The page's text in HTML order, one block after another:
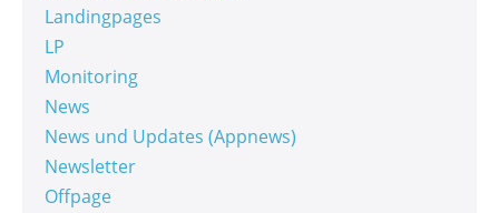
Landingpages
LP
Monitoring
News
News und Updates (Appnews)
Newsletter
Offpage